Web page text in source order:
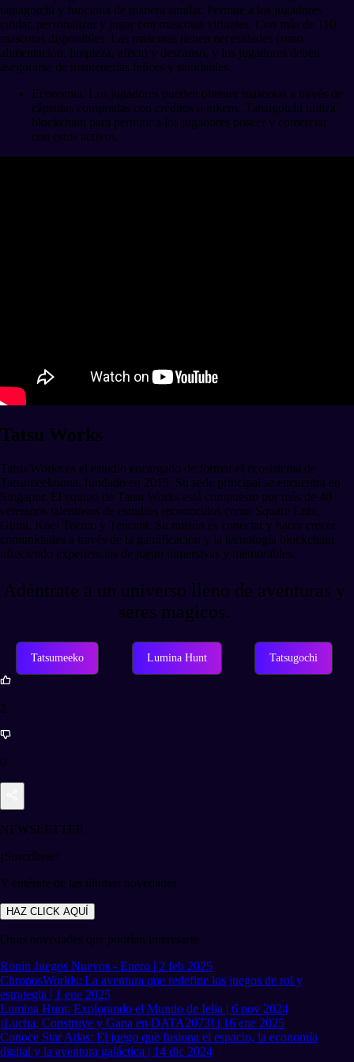
tamagotchi y funciona de manera similar. Permite a los jugadores
cuidar, personalizar y jugar con mascotas virtuales. Con más de 110
mascotas disponibles. Las mascotas tienen necesidades como
alimentación, limpieza, afecto y descanso, y los jugadores deben
asegurarse de mantenerlas felices y saludables.
Economia: Los jugadores pueden obtener mascotas a través de
cápsulas compradas con créditos o tokens. Tatsugotchi utiliza
blockchain para permitir a los jugadores poseer y comerciar
con estos activos.
Tatsu Works
Tatsu Works es el estudio encargado de formar el ecosistema de
Tatsumeekouna, fundado en 2015. Su sede principal se encuentra en
Singapur. El equipo de Tatsu Works está compuesto por más de 40
veteranos talentosos de estudios reconocidos como Square Enix,
Gumi, Koei Tecmo y Tencent. Su misión es conectar y hacer crecer
comunidades a través de la gamificación y la tecnología blockchain,
ofreciendo experiencias de juego inmersivas y memorables.
Adéntrate a un universo lleno de aventuras y
seres magicos.
Tatsumeeko Lumina Hunt Tatsugochi
2
0
NEWSLETTER
¡Suscríbete!
Y entérate de las últimas novedades
HAZ CLICK AQUÍ
Otras novedades que podrían interesarte
Ronin Juegos Nuevos - Enero | 2 feb 2025
ChronosWorlds: La aventura que redefine los juegos de rol y
estrategia | 1 ene 2025
Lumina Hunt: Explorando el Mundo de Ielia | 6 nov 2024
¡Lucha, Construye y Gana en DATA2073! | 16 ene 2025
Conoce Star Atlas: El juego que fusiona el espacio, la economía
digital y la aventura galáctica | 14 dic 2024